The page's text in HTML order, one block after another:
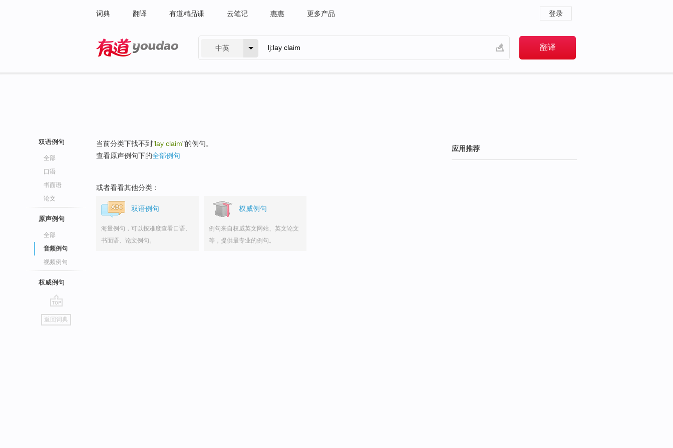
词典 翻译 有道精品课 云笔记 惠惠 更多产品 登录
中英
双语例句
全部
口语
书面语
论文
原声例句
全部
音频例句
视频例句
权威例句
go
top
返回词典
当前分类下找不到"lay claim"的例句。
查看原声例句下的全部例句
或者看看其他分类：
双语例句
海量例句，可以按难度查看口语、
书面语、论文例句。
权威例句
例句来自权威英文网站、英文论文
等，提供最专业的例句。
应用推荐